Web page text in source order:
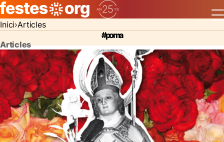
Inici Articles
#poma
Articles